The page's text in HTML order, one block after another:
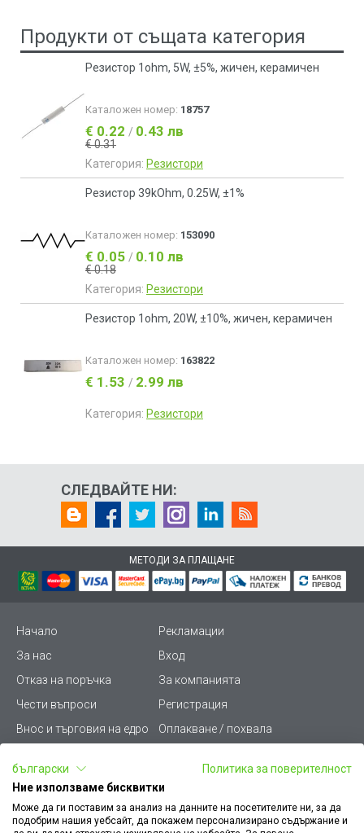
Продукти от същата категория
Резистор 1ohm, 5W, ±5%, жичен, керамичен
Каталожен номер: 18757
€ 0.22 / 0.43 лв
€ 0.31
Категория: Резистори
Резистор 39kOhm, 0.25W, ±1%
Каталожен номер: 153090
€ 0.05 / 0.10 лв
€ 0.18
Категория: Резистори
Резистор 1ohm, 20W, ±10%, жичен, керамичен
Каталожен номер: 163822
€ 1.53 / 2.99 лв
Категория: Резистори
СЛЕДВАЙТЕ НИ:
МЕТОДИ ЗА ПЛАЩАНЕ
Начало
Рекламации
За нас
Вход
Отказ на поръчка
За компанията
Чести въпроси
Регистрация
Внос и търговия на едро
Оплакване / похвала
Условия за ползване
Стани дистрибутор
Карта на сайта
Кариери
български
Политика за поверителност
Ние използваме бисквитки
Може да ги поставим за анализ на данните на посетителите ни, за да
подобрим нашия уебсайт, да покажем персонализирано съдържание и